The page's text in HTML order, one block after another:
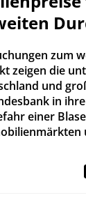
zum
zeigen die
und
in
einer